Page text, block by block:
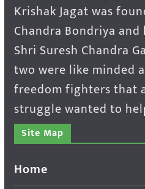
Krishak Jagat was
Chandra Bondriya
Shri Suresh Chandra
two were like minded
freedom fighters that
struggle wanted to
Site Map
Home